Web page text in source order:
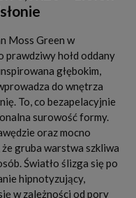
Moss Green w
prawdziwy hołd oddany
głębokim,
do wnętrza
To, co bezapelacyjnie
surowość formy.
oraz mocno
gruba warstwa szkliwa
Światło ślizga się po
hipnotyzujący,
w zależności od pory